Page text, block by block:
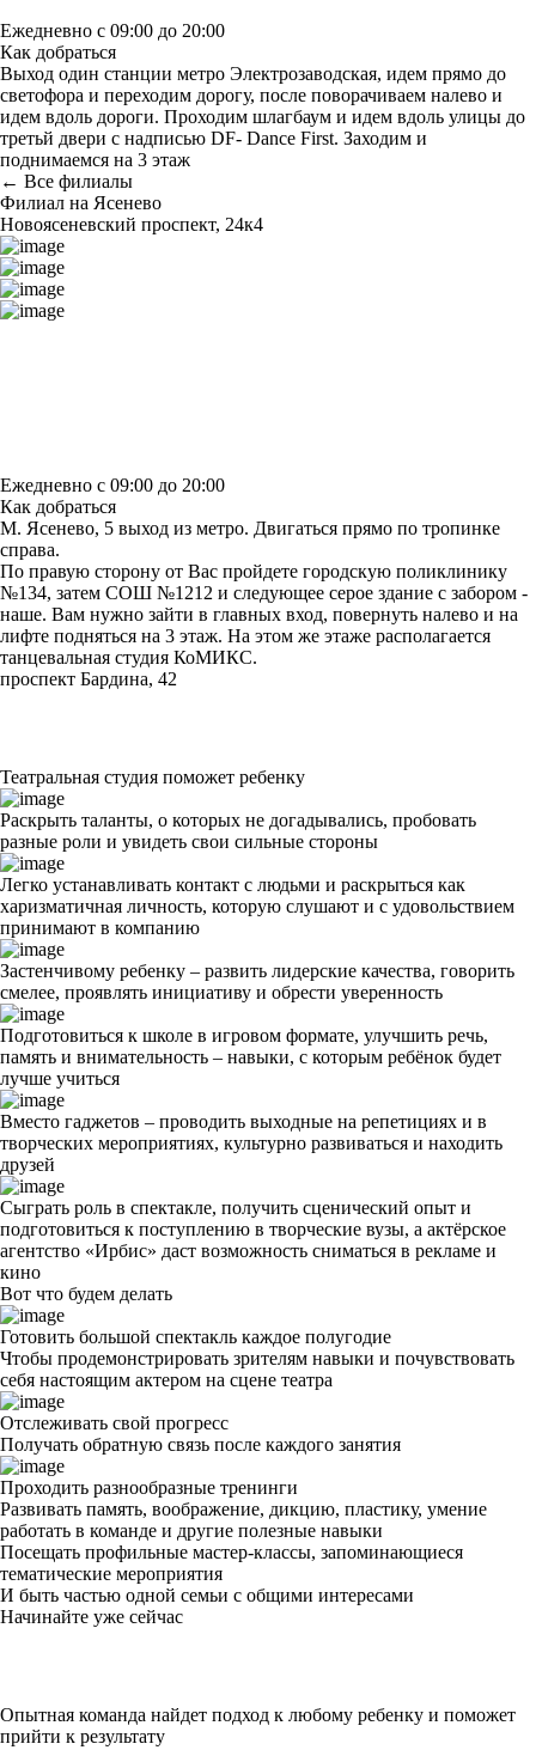
Ежедневно с 09:00 до 20:00
Как добраться
Выход один станции метро Электрозаводская, идем прямо до
светофора и переходим дорогу, после поворачиваем налево и
идем вдоль дороги. Проходим шлагбаум и идем вдоль улицы до
третьй двери с надписью DF- Dance First. Заходим и
поднимаемся на 3 этаж
← Все филиалы
Филиал на Ясенево
Новоясеневский проспект, 24к4
Ежедневно с 09:00 до 20:00
Как добраться
М. Ясенево, 5 выход из метро. Двигаться прямо по тропинке
справа.
По правую сторону от Вас пройдете городскую поликлинику
№134, затем СОШ №1212 и следующее серое здание с забором -
наше. Вам нужно зайти в главных вход, повернуть налево и на
лифте подняться на 3 этаж. На этом же этаже располагается
танцевальная студия КоМИКС.
проспект Бардина, 42
Театральная студия поможет ребенку
Раскрыть таланты, о которых не догадывались, пробовать
разные роли и увидеть свои сильные стороны
Легко устанавливать контакт с людьми и раскрыться как
харизматичная личность, которую слушают и с удовольствием
принимают в компанию
Застенчивому ребенку – развить лидерские качества, говорить
смелее, проявлять инициативу и обрести уверенность
Подготовиться к школе в игровом формате, улучшить речь,
память и внимательность – навыки, с которым ребёнок будет
лучше учиться
Вместо гаджетов – проводить выходные на репетициях и в
творческих мероприятиях, культурно развиваться и находить
друзей
Cыграть роль в спектакле, получить сценический опыт и
подготовиться к поступлению в творческие вузы, а актёрское
агентство «Ирбис» даст возможность сниматься в рекламе и
кино
Вот что будем делать
Готовить большой спектакль каждое полугодие
Чтобы продемонстрировать зрителям навыки и почувствовать
себя настоящим актером на сцене театра
Отслеживать свой прогресс
Получать обратную связь после каждого занятия
Проходить разнообразные тренинги
Развивать память, воображение, дикцию, пластику, умение
работать в команде и другие полезные навыки
Посещать профильные мастер-классы, запоминающиеся
тематические мероприятия
И быть частью одной семьи с общими интересами
Начинайте уже сейчас
Опытная команда найдет подход к любому ребенку и поможет
прийти к результату